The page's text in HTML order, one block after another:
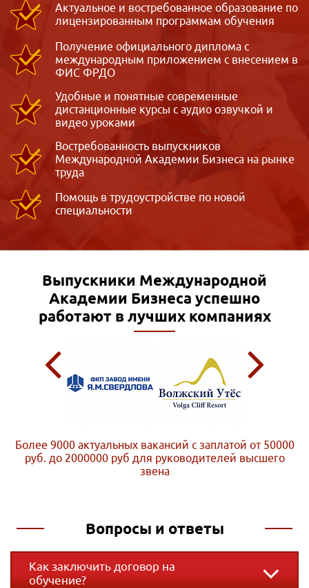
Актуальное и востребованное образование по
лицензированным программам обучения
Получение официального диплома с
международным приложением с внесением в
ФИС ФРДО
Удобные и понятные современные
дистанционные курсы с аудио озвучкой и
видео уроками
Востребованность выпускников
Международной Академии Бизнеса на рынке
труда
Помощь в трудоустройстве по новой
специальности
Выпускники Международной
Академии Бизнеса успешно
работают в лучших компаниях
Более 9000 актуальных вакансий с заплатой от 50000
руб. до 2000000 руб для руководителей высшего
звена
Вопросы и ответы
Как заключить договор на
обучение?